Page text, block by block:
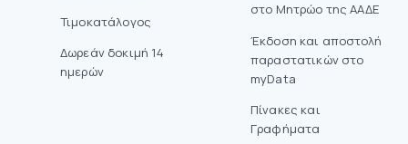
Τιμοκατάλογος
Δωρεάν δοκιμή 14
ημερών
στο Mητρώο της ΑΑΔΕ
Έκδοση και αποστολή
παραστατικών στο
myData
Πίνακες και
Γραφήματα